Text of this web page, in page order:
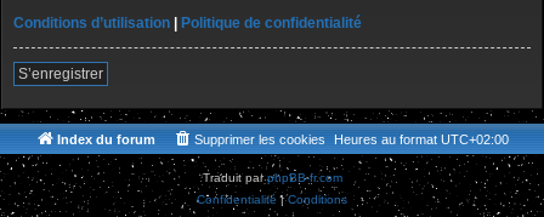
Conditions d’utilisation
Politique de confidentialité
S’enregistrer
Index du forum Heures au format UTC+02:00
Supprimer les cookies
Traduit parphpBB-fr.com
Confidentialité |Conditions